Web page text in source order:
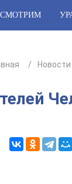
СМОТРИМ